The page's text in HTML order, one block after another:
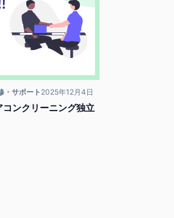
・サポート 2025年12月4日
ンクリーニング独立